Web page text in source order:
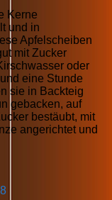
Kerne
und in
Apfelscheiben
mit Zucker
oder
eine Stunde
sie in Backteig
gebacken, auf
bestäubt, mit
angerichtet und